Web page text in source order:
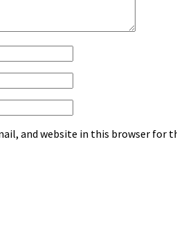
and website in this browser for